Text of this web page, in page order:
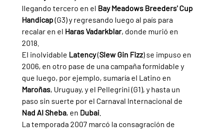
llegando tercero en el Bay Meadows Breeders' Cup
Handicap (G3) y regresando luego al país para
recalar en el Haras Vadarkblar, donde murió en
2018.
El inolvidable Latency (Slew Gin Fizz) se impuso en
2006, en otro pase de una campaña formidable y
que luego, por ejemplo, sumaría el Latino en
Maroñas, Uruguay, y el Pellegrini (G1), y hasta un
paso sin suerte por el Carnaval Internacional de
Nad Al Sheba, en Dubai.
La temporada 2007 marcó la consagración de